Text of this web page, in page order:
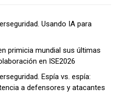
Usando IA para
primicia mundial sus últimas
en ISE2026
Espía vs. espía:
a defensores y atacantes